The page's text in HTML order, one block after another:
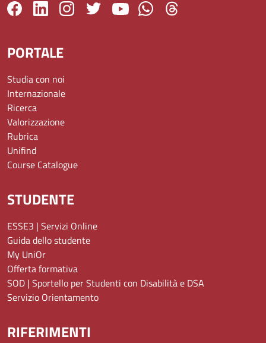
PORTALE
Studia con noi
Internazionale
Ricerca
Valorizzazione
Rubrica
Unifind
Course Catalogue
STUDENTE
ESSE3 | Servizi Online
Guida dello studente
My UniOr
Offerta formativa
SOD | Sportello per Studenti con Disabilità e DSA
Servizio Orientamento
RIFERIMENTI